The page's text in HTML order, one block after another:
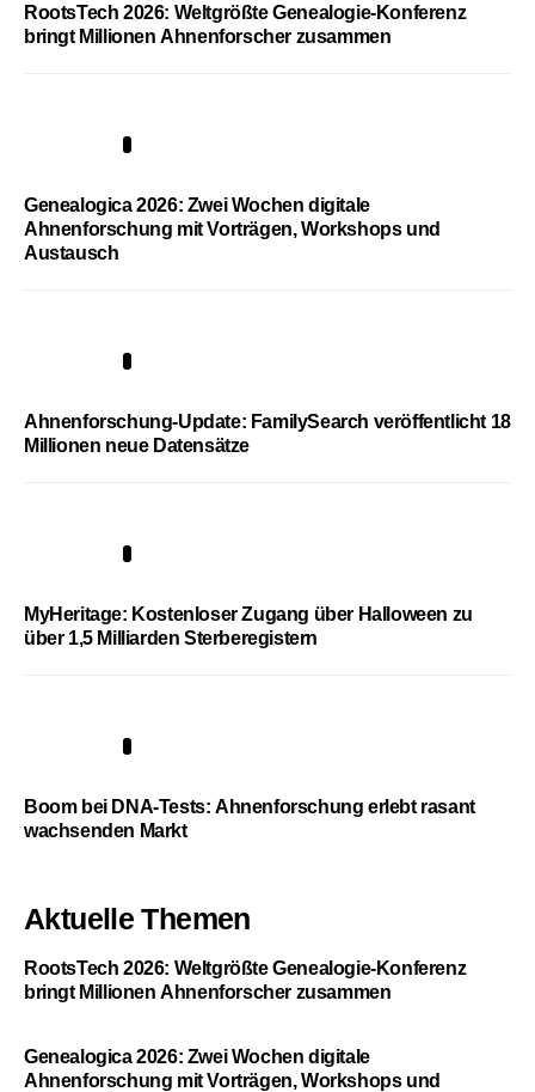
RootsTech 2026: Weltgrößte Genealogie-Konferenz
bringt Millionen Ahnenforscher zusammen
Genealogica 2026: Zwei Wochen digitale
Ahnenforschung mit Vorträgen, Workshops und
Austausch
Ahnenforschung-Update: FamilySearch veröffentlicht 18
Millionen neue Datensätze
MyHeritage: Kostenloser Zugang über Halloween zu
über 1,5 Milliarden Sterberegistern
Boom bei DNA-Tests: Ahnenforschung erlebt rasant
wachsenden Markt
Aktuelle Themen
RootsTech 2026: Weltgrößte Genealogie-Konferenz
bringt Millionen Ahnenforscher zusammen
Genealogica 2026: Zwei Wochen digitale
Ahnenforschung mit Vorträgen, Workshops und